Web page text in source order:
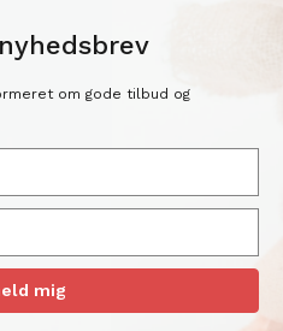
om gode tilbud og
mig